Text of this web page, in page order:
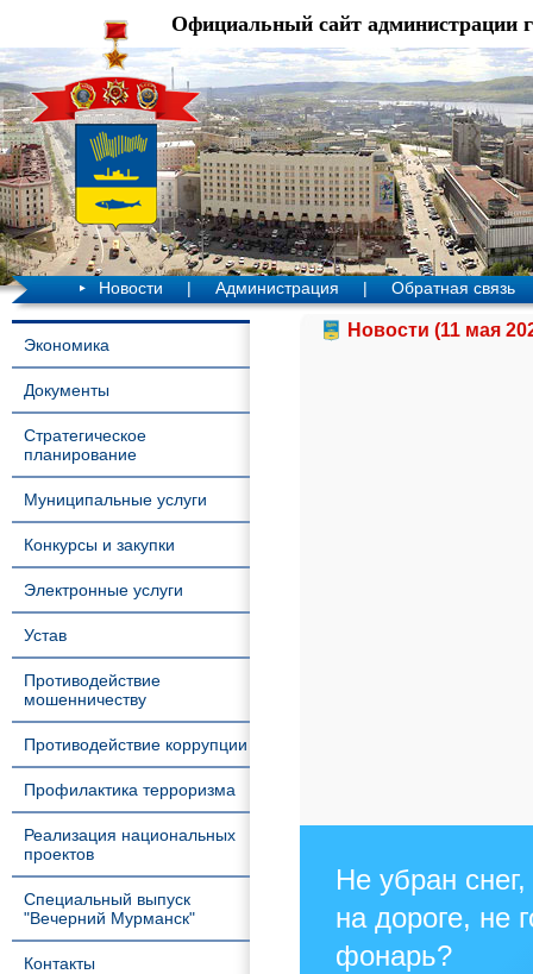
Официальный сайт администрации
Новости | Администрация | Обратная связь
Экономика
Документы
Стратегическое
планирование
Муниципальные услуги
Конкурсы и закупки
Электронные услуги
Устав
Противодействие
мошенничеству
Противодействие коррупции
Профилактика терроризма
Реализация национальных
проектов
Специальный выпуск
"Вечерний Мурманск"
Контакты
Новости (11 мая
Не убран
на дороге, не
фонарь?